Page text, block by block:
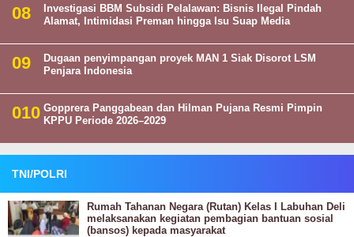
Investigasi BBM Subsidi Pelalawan: Bisnis Ilegal Pindah
Alamat, Intimidasi Preman hingga Isu Suap Media
Dugaan penyimpangan proyek MAN 1 Siak Disorot LSM
Penjara Indonesia
Gopprera Panggabean dan Hilman Pujana Resmi Pimpin
KPPU Periode 2026–2029
TNI/POLRI
Rumah Tahanan Negara (Rutan) Kelas I Labuhan Deli
melaksanakan kegiatan pembagian bantuan sosial
(bansos) kepada masyarakat